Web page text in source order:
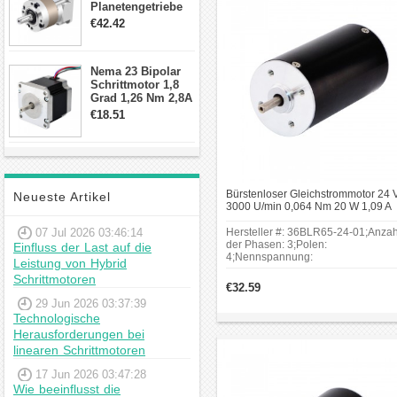
Planetengetriebe
10:1 Spiel 15Arc-
€42.42
Nema 23 Bipolar
Schrittmotor 1,8
Grad 1,26 Nm 2,8A
2,5V 4 Drähte
€18.51
Neueste Artikel
07 Jul 2026 03:46:14
Einfluss der Last auf die
Leistung von Hybrid
Schrittmotoren
29 Jun 2026 03:37:39
Technologische
Herausforderungen bei
linearen Schrittmotoren
17 Jun 2026 03:47:28
Wie beeinflusst die
den Einbau in das geplante
System aufweisen.
Was sollte man beim Kauf
beachten?
Leistungsanforderungen:
Drehmoment, Spannung und
sollte den Anforderungen
Ihrer Anwendung
Steuerungseinheit:
Steuerungseinheit
Bürstenloser Gleichstrommotor 24
3000 U/min 0,064 Nm 20 W 1,09 A
Hersteller #: 36BLR65-24-
der Phasen: 3;Polen:
4;Nennspannung:
4200RPM;Nenndrehmoment:
0.064Nm(9.1oz.in);Rahmengröße:>
65.2mm;Schaftdurchmesser:
€32.59